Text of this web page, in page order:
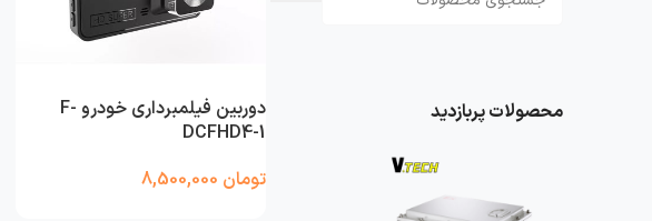
محصولات پربازدید
دوربین فیلمبرداری خودرو F-
DCFHD4-1
تومان